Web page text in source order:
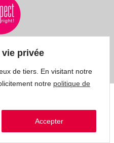
privée
de tiers. En visitant notre
notre politique de
Accepter